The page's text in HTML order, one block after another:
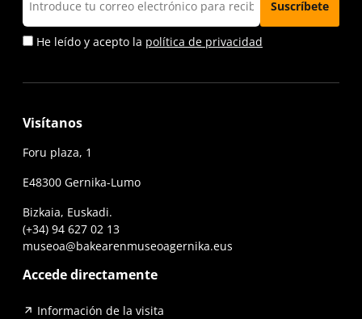
He leído y acepto la política de privacidad
Visítanos
Foru plaza, 1
E48300 Gernika-Lumo
Bizkaia, Euskadi.
(+34) 94 627 02 13
museoa@bakearenmuseoagernika.eus
Accede directamente
Información de la visita